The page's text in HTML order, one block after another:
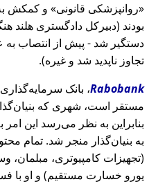
روانپزشکی قانونی
و کمکش
بودند (دبیرکل دادگستری هلند
دستگیر شد - پیش از انتصاب به
تجاوز ناپدید شد و غیره).
Rabobank
مستقر است، شهری که
بنابراین به نظر می‌رسد این
به بنیان‌گذار منجر شد. تمام
یورو خسارت مستقیم) و او با